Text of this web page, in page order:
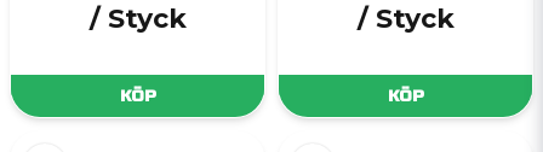
/ Styck
KÖP
/ Styck
KÖP